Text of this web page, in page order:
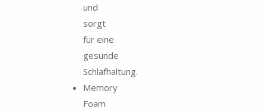
und
sorgt
für eine
gesunde
Schlafhaltung.
Memory
Foam